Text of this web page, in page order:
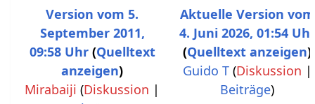
Version vom 5.
September 2011,
09:58 Uhr Quelltext
anzeigen
Mirabaiji (Diskussion |
Aktuelle Version vom
4. Juni 2026, 01:54 Uhr
Quelltext anzeigen
Guido T (Diskussion |
Beiträge)